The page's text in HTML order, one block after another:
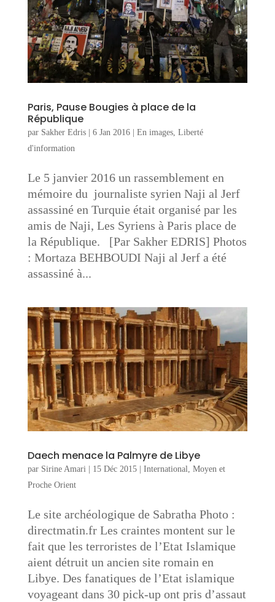
Paris, Pause Bougies à place de la
République
par Sakher Edris| 6 Jan 2016| En images, Liberté
d'information
Le 5 janvier 2016 un rassemblement en
mémoire du journaliste syrien Naji al Jerf
assassiné en Turquie était organisé par les
amis de Naji, Les Syriens à Paris place de
la République. [Par Sakher EDRIS] Photos
: Mortaza BEHBOUDI Naji al Jerf a été
assassiné à...
Daech menace la Palmyre de Libye
par Sirine Amari | 15 Déc 2015| International Moyen et
Proche Orient
Le site archéologique de Sabratha Photo :
directmatin.fr Les craintes montent sur le
fait que les terroristes de l’Etat Islamique
aient détruit un ancien site romain en
Libye. Des fanatiques de l’Etat islamique
voyageant dans 30 pick-up ont pris d’assaut